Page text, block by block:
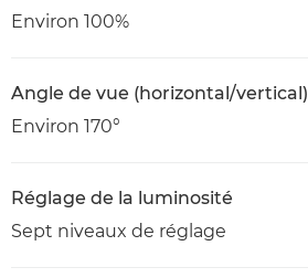
Environ 100%
Angle de vue (horizontal/vertical)
Environ 170°
Réglage de la luminosité
Sept niveaux de réglage